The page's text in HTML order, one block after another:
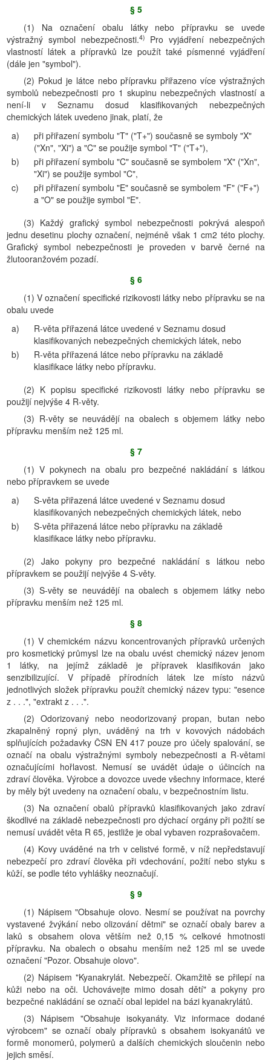
§ 5
(1) Na označení obalu látky nebo přípravku se uvede
výstražný symbol nebezpečnosti.4)
Pro vyjádření nebezpečných
vlastností látek a přípravků lze použít také písmenné vyjádření
(dále jen "symbol").
(2) Pokud je látce nebo přípravku přiřazeno více výstražných
symbolů nebezpečnosti pro 1 skupinu nebezpečných vlastností a
není-li v Seznamu dosud klasifikovaných nebezpečných
chemických látek uvedeno jinak, platí, že
a)
při přiřazení symbolu "T" ("T+") současně se symboly "X"
("Xn", "Xi") a "C" se použije symbol "T" ("T+"),
b)
při přiřazení symbolu "C" současně se symbolem "X" ("Xn",
"Xi") se použije symbol "C",
c)
při přiřazení symbolu "E" současně se symbolem "F" ("F+")
a "O" se použije symbol "E".
(3) Každý grafický symbol nebezpečnosti pokrývá alespoň
jednu desetinu plochy označení, nejméně však 1 cm2 této plochy.
Grafický symbol nebezpečnosti je proveden v barvě černé na
žlutooranžovém pozadí.
§ 6
(1) V označení specifické rizikovosti látky nebo přípravku se na
obalu uvede
a)
R-věta přiřazená látce uvedené v Seznamu dosud
klasifikovaných nebezpečných chemických látek, nebo
b)
R-věta přiřazená látce nebo přípravku na základě
klasifikace látky nebo přípravku.
(2) K popisu specifické rizikovosti látky nebo přípravku se
použijí nejvýše 4 R-věty.
(3) R-věty se neuvádějí na obalech s objemem látky nebo
přípravku menším než 125 ml.
§ 7
(1) V pokynech na obalu pro bezpečné nakládání s látkou
nebo přípravkem se uvede
a)
S-věta přiřazená látce uvedené v Seznamu dosud
klasifikovaných nebezpečných chemických látek, nebo
b)
S-věta přiřazená látce nebo přípravku na základě
klasifikace látky nebo přípravku.
(2) Jako pokyny pro bezpečné nakládání s látkou nebo
přípravkem se použijí nejvýše 4 S-věty.
(3) S-věty se neuvádějí na obalech s objemem látky nebo
přípravku menším než 125 ml.
§ 8
(1) V chemickém názvu koncentrovaných přípravků určených
pro kosmetický průmysl lze na obalu uvést chemický název jenom
1 látky, na jejímž základě je přípravek klasifikován jako
senzibilizující. V případě přírodních látek lze místo názvů
jednotlivých složek přípravku použít chemický název typu: "esence
z . . .", "extrakt z . . .".
(2) Odorizovaný nebo neodorizovaný propan, butan nebo
zkapalněný ropný plyn, uváděný na trh v kovových nádobách
splňujících požadavky ČSN EN 417 pouze pro účely spalování, se
označí na obalu výstražnými symboly nebezpečnosti a R-větami
označujícími hořlavost. Nemusí se uvádět údaje o účincích na
zdraví člověka. Výrobce a dovozce uvede všechny informace, které
by měly být uvedeny na označení obalu, v bezpečnostním listu.
(3) Na označení obalů přípravků klasifikovaných jako zdraví
škodlivé na základě nebezpečnosti pro dýchací orgány při požití se
nemusí uvádět věta R 65, jestliže je obal vybaven rozprašovačem.
(4) Kovy uváděné na trh v celistvé formě, v níž nepředstavují
nebezpečí pro zdraví člověka při vdechování, požití nebo styku s
kůží, se podle této vyhlášky neoznačují.
§ 9
(1) Nápisem "Obsahuje olovo. Nesmí se používat na povrchy
vystavené žvýkání nebo olizování dětmi" se označí obaly barev a
laků s obsahem olova větším než 0,15 % celkové hmotnosti
přípravku. Na obalech o obsahu menším než 125 ml se uvede
označení "Pozor. Obsahuje olovo".
(2) Nápisem "Kyanakrylát. Nebezpečí. Okamžitě se přilepí na
kůži nebo na oči. Uchovávejte mimo dosah dětí" a pokyny pro
bezpečné nakládání se označí obal lepidel na bázi kyanakrylátů.
(3) Nápisem "Obsahuje isokyanáty. Viz informace dodané
výrobcem" se označí obaly přípravků s obsahem isokyanátů ve
formě monomerů, polymerů a dalších chemických sloučenin nebo
jejich směsí.